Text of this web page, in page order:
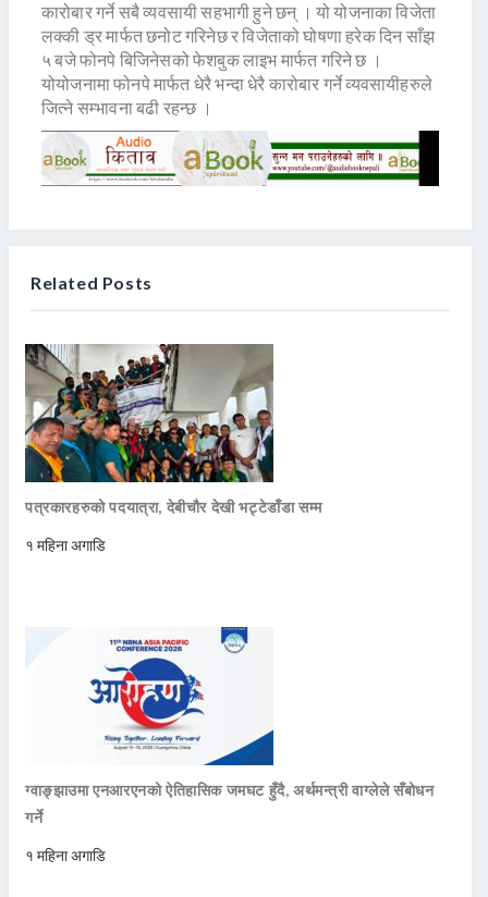
कारोबार गर्ने सबै व्यवसायी सहभागी हुने छन् । यो योजनाका विजेता
लक्की ड्र मार्फत छनोट गरिनेछ र विजेताको घोषणा हरेक दिन साँझ
५ बजे फोनपे बिजिनेसको फेशबुक लाइभ मार्फत गरिने छ ।
योयोजनामा फोनपे मार्फत धेरै भन्दा धेरै कारोबार गर्ने व्यवसायीहरुले
जित्ने सम्भावना बढी रहन्छ ।
Related Posts
पत्रकारहरुको पदयात्रा, देबीचौर देखी भट्टेडाँडा सम्म
१ महिना अगाडि
ग्वाङ्झाउमा एनआरएनको ऐतिहासिक जमघट हुँदै, अर्थमन्त्री वाग्लेले सँबोधन
गर्ने
१ महिना अगाडि